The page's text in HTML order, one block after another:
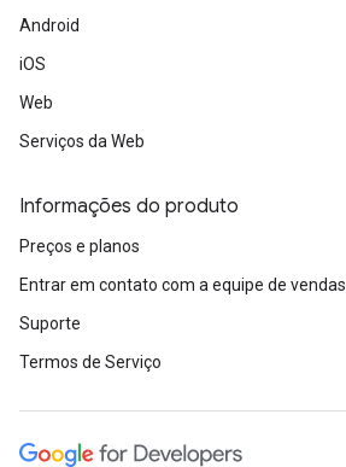
Android
iOS
Web
Serviços da Web
Informações do produto
Preços e planos
Entrar em contato com a equipe de vendas
Suporte
Termos de Serviço